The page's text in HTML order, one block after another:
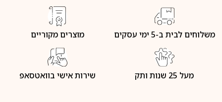
משלוחים לבית ב-5 ימי עסקים מוצרים מקוריים
מעל 25 שנות ותק שירות אישי בוואטסאפ